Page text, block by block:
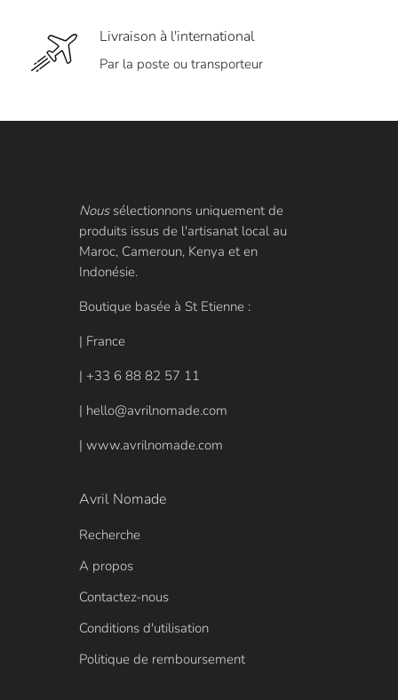
Livraison à l'international
Par la poste ou transporteur
Noussélectionnons uniquement de
produits issus de l'artisanat local au
Maroc, Cameroun, Kenya et en
Indonésie.
Boutique basée à St Etienne :
| France
| +33 6 88 82 57 11
| hello@avrilnomade.com
| www.avrilnomade.com
Avril Nomade
Recherche
A propos
Contactez-nous
Conditions d'utilisation
Politique de remboursement